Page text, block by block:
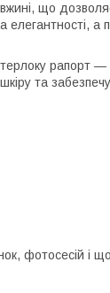
що
елегантності,
рапорт
та
фотосесій і